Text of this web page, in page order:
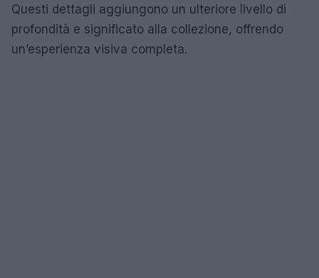
Questi dettagli aggiungono un ulteriore livello di
profondità e significato alla collezione, offrendo
un’esperienza visiva completa.